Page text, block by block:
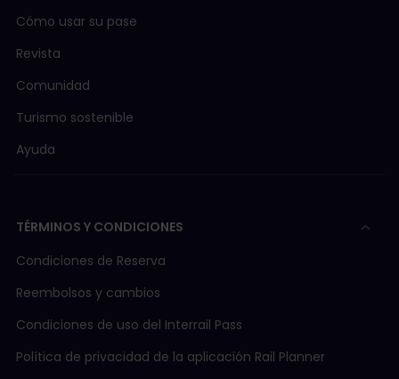
Cómo usar su pase
Revista
Comunidad
Turismo sostenible
Ayuda
TÉRMINOS Y CONDICIONES
Condiciones de Reserva
Reembolsos y cambios
Condiciones de uso del Interrail Pass
Política de privacidad de la aplicación Rail Planner